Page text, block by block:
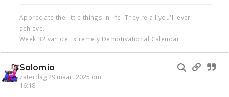
Appreciate the little things in life. They're all you'll ever
achieve.
Week 32 van de Extremely Demotivational Calendar
Solomio
zaterdag 29 maart 2025 om
16:18